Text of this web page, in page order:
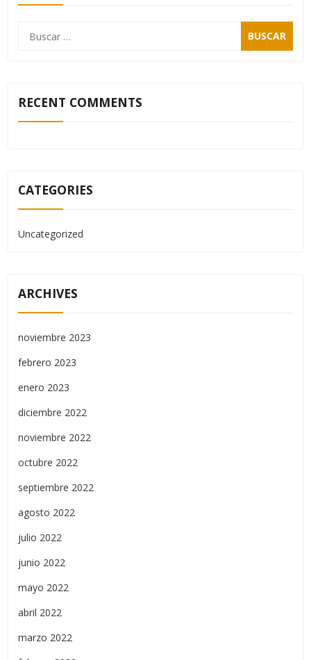
RECENT COMMENTS
CATEGORIES
Uncategorized
ARCHIVES
noviembre 2023
febrero 2023
enero 2023
diciembre 2022
noviembre 2022
octubre 2022
septiembre 2022
agosto 2022
julio 2022
junio 2022
mayo 2022
abril 2022
marzo 2022